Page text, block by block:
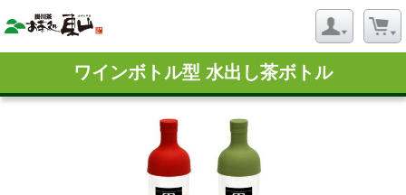
ワインボトル型 水出し茶ボトル